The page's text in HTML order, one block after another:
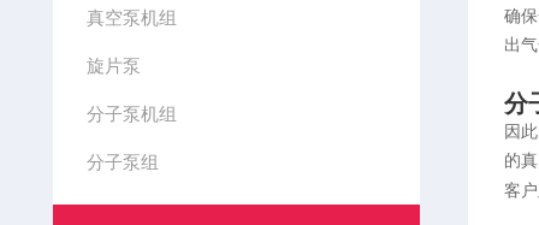
真空泵机组
旋片泵
分子泵机组
分子泵组
确
出
分
因
的
客